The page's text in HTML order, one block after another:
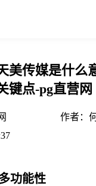
美传媒是什么
键点-pg直营网
作者：
功能性